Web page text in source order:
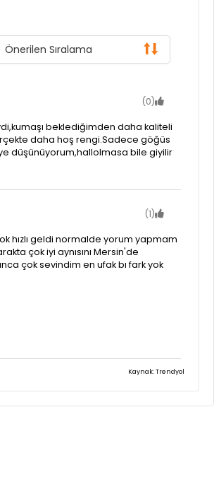
Önerilen Sıralama
(0)
beklediğimden daha kaliteli
daha hoş rengi.Sadece göğüs
düşünüyorum,hallolmasa bile giyilir
(1)
hızlı geldi normalde yorum yapmam
çok iyi aynısını Mersin'de
çok sevindim en ufak bı fark yok
ve elimize ulaştı. Paketinden
Kaynak: Trendyol